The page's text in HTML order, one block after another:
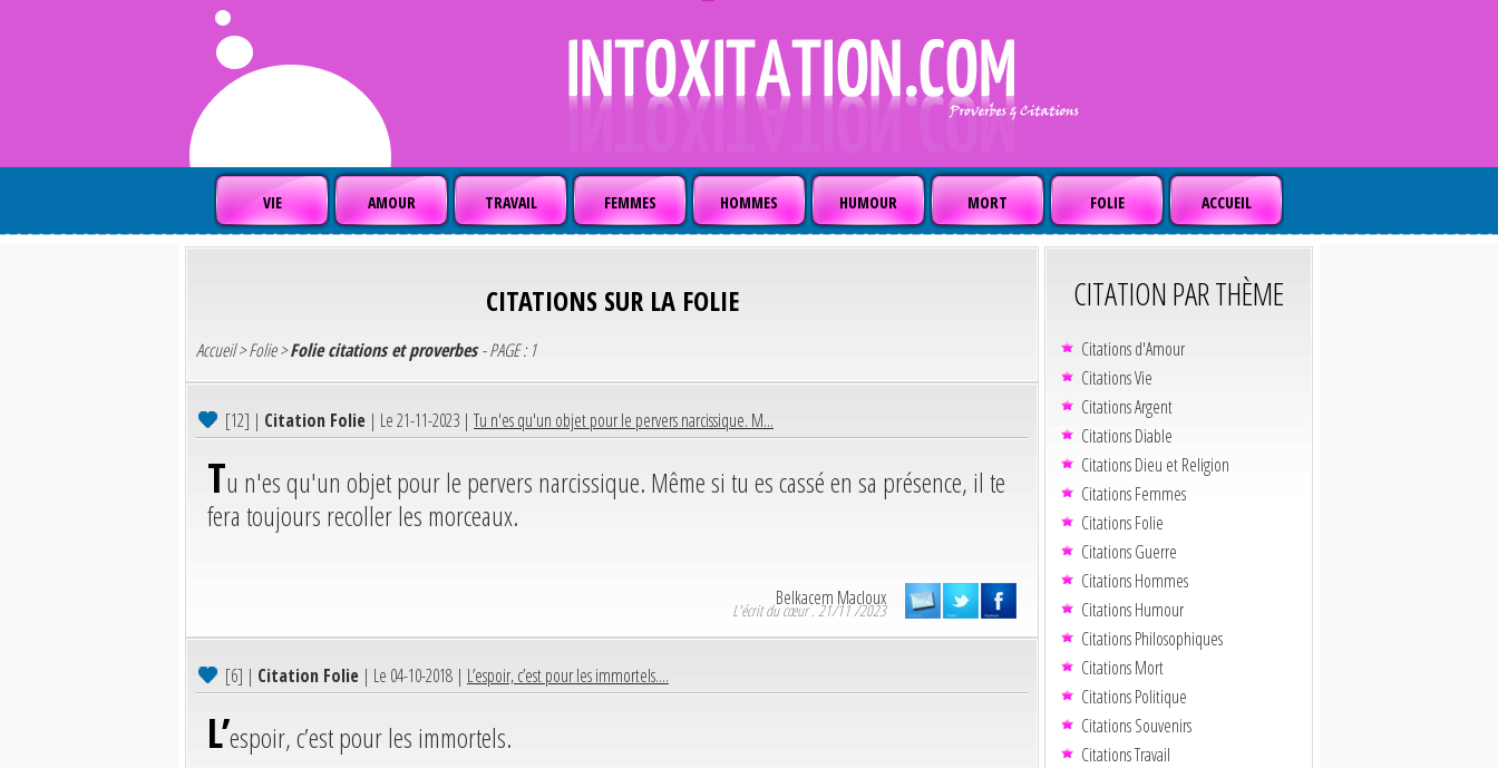
VIE AMOUR TRAVAIL FEMMES HOMMES HUMOUR MORT FOLIE ACCUEIL
CITATIONS SUR LA FOLIE
Accueil>Folie>Folie citations et proverbes- PAGE : 1
[12] | Citation Folie | Le 21-11-2023 |Tu n'es qu'un objet pour le pervers narcissique. M...
Tu n'es qu'un objet pour le pervers narcissique. Même si tu es cassé en sa présence, il te
fera toujours recoller les morceaux.
Belkacem Macloux
L'écrit du cœur . 21/11 /2023
[6] | Citation Folie | Le 04-10-2018 | L’espoir, c’est pour les immortels....
L’espoir, c’est pour les immortels.
CITATION PAR THÈME
Citations d'Amour
Citations Vie
Citations Argent
Citations Diable
Citations Dieu et Religion
Citations Femmes
Citations Folie
Citations Guerre
Citations Hommes
Citations Humour
Citations Philosophiques
Citations Mort
Citations Politique
Citations Souvenirs
Citations Travail